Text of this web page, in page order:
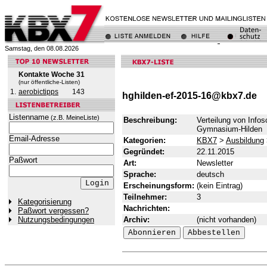
Samstag, den 08.08.2026
Kontakte Woche 31
(nur öffentliche-Listen)
1. aerobictipps 143
Listenname (z.B. MeineListe)
Email-Adresse
Paßwort
Kategorisierung
Paßwort vergessen?
Nutzungsbedingungen
hghilden-ef-2015-16@kbx7.de
Beschreibung:
Verteilung von
Gymnasium-Hilden
Kategorien:
KBX7 > Ausbildung
Gegründet:
22.11.2015
Art:
Newsletter
Sprache:
deutsch
Erscheinungsform: (kein Eintrag)
Teilnehmer:
3
Nachrichten:
Archiv:
(nicht vorhanden)